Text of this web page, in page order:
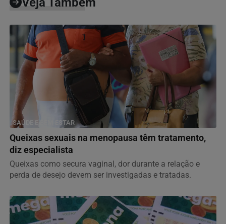
SAÚDE E BEM-ESTAR
Queixas sexuais na menopausa têm tratamento,
diz especialista
Queixas como secura vaginal, dor durante a relação e
perda de desejo devem ser investigadas e tratadas.